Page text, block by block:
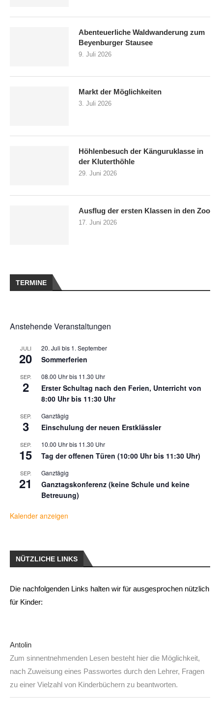
Abenteuerliche Waldwanderung zum
Beyenburger Stausee
9. Juli 2026
Markt der Möglichkeiten
3. Juli 2026
Höhlenbesuch der Känguruklasse in
der Kluterthöhle
29. Juni 2026
Ausflug der ersten Klassen in den Zoo
17. Juni 2026
TERMINE
Anstehende Veranstaltungen
JULI
20
20. Juli bis 1. September
Sommerferien
SEP.
2
08.00 Uhrbis 11.30 Uhr
Erster Schultag nach den Ferien, Unterricht von
8:00 Uhr bis 11:30 Uhr
SEP.
3
Ganztägig
Einschulung der neuen Erstklässler
SEP.
15
10.00 Uhrbis 11.30 Uhr
Tag der offenen Türen (10:00 Uhr bis 11:30 Uhr)
SEP.
21
Ganztägig
Ganztagskonferenz (keine Schule und keine
Betreuung)
Kalender anzeigen
NÜTZLICHE LINKS
Die nachfolgenden Links halten wir für ausgesprochen nützlich
für Kinder:
Antolin
Zum sinnentnehmenden Lesen besteht hier die Möglichkeit,
nach Zuweisung eines Passwortes durch den Lehrer, Fragen
zu einer Vielzahl von Kinderbüchern zu beantworten.